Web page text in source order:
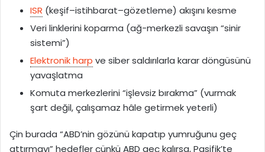
ISR (keşif–istihbarat–gözetleme) akışını kesme
Veri linklerini koparma (ağ-merkezli savaşın “sinir
sistemi”)
Elektronik harp ve siber saldırılarla karar döngüsünü
yavaşlatma
Komuta merkezlerini “işlevsiz bırakma” (vurmak
şart değil, çalışamaz hâle getirmek yeterli)
Çin burada “ABD’nin gözünü kapatıp yumruğunu geç
attırmayı” hedefler çünkü ABD geç kalırsa, Pasifik’te